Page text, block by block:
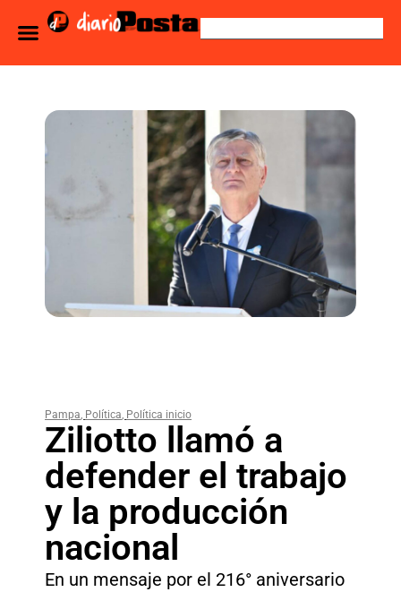
Pampa, Política, Política inicio
Ziliotto llamó a
defender el trabajo
y la producción
nacional
En un mensaje por el 216° aniversario